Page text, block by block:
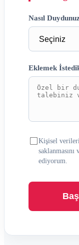
Nasıl
Eklemek
Kişisel
ediyorum.